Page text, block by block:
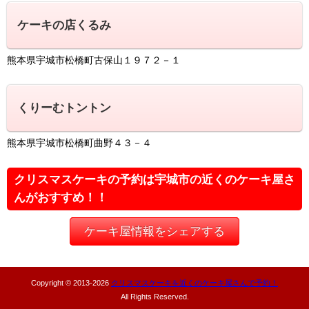
ケーキの店くるみ
熊本県宇城市松橋町古保山１９７２－１
くりーむトントン
熊本県宇城市松橋町曲野４３－４
クリスマスケーキの予約は宇城市の近くのケーキ屋さ
んがおすすめ！！
ケーキ屋情報をシェアする
Copyright © 2013-2026 クリスマスケーキを近くのケーキ屋さんで予約！
All Rights Reserved.